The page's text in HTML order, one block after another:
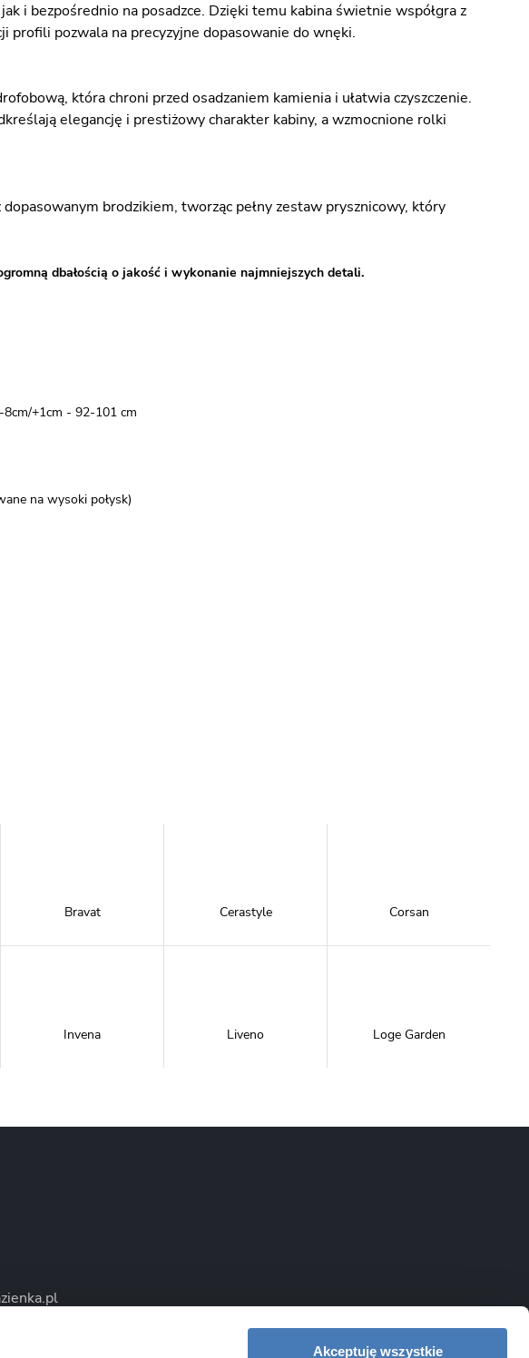
Akceptuję wszystkie
i bezpośrednio na posadzce. Dzięki temu kabina świetnie współgra z
pozwala na precyzyjne dopasowanie do wnęki.
która chroni przed osadzaniem kamienia i ułatwia czyszczenie.
elegancję i prestiżowy charakter kabiny, a wzmocnione rolki
brodzikiem, tworząc pełny zestaw prysznicowy, który
dbałością o jakość i wykonanie najmniejszych detali.
8cm/+1cm - 92-101 cm
na wysoki połysk)
Bravat Cerastyle Corsan
Invena Liveno Loge Garden